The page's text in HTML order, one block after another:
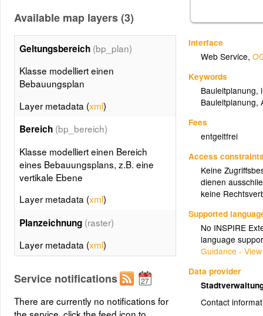
Interface
Web Service,
Keywords
Bauleitplanung,
Bauleitplanung,
Fees
entgeltfrei
Access
Keine
dienen
keine
Supported
No INSPIRE
language
Guidance -
Data provider
Contact
Available map layers (3)
Geltungsbereich (bp_plan)
Klasse modelliert einen
Bebauungsplan
Layer metadata (xml)
Bereich (bp_bereich)
Klasse modelliert einen Bereich
eines Bebauungsplans, z.B. eine
vertikale Ebene
Layer metadata (xml)
Planzeichnung (raster)
Layer metadata (xml)
Service notifications
There are currently no notifications for